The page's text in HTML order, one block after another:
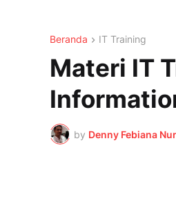
Beranda IT Training
Materi IT
by Denny Febiana